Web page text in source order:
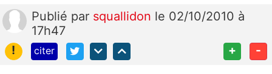
Publié par squallidon le 02/10/2010 à
17h47
!
citer + -